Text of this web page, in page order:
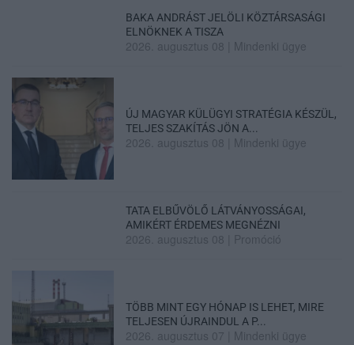
BAKA ANDRÁST JELÖLI KÖZTÁRSASÁGI
ELNÖKNEK A TISZA
2026. augusztus 08 Mindenki ügye
ÚJ MAGYAR KÜLÜGYI STRATÉGIA KÉSZÜL,
TELJES SZAKÍTÁS JÖN A...
2026. augusztus 08 Mindenki ügye
TATA ELBŰVÖLŐ LÁTVÁNYOSSÁGAI,
AMIKÉRT ÉRDEMES MEGNÉZNI
2026. augusztus 08 Promóció
TÖBB MINT EGY HÓNAP IS LEHET, MIRE
TELJESEN ÚJRAINDUL A P...
2026. augusztus 07 Mindenki ügye